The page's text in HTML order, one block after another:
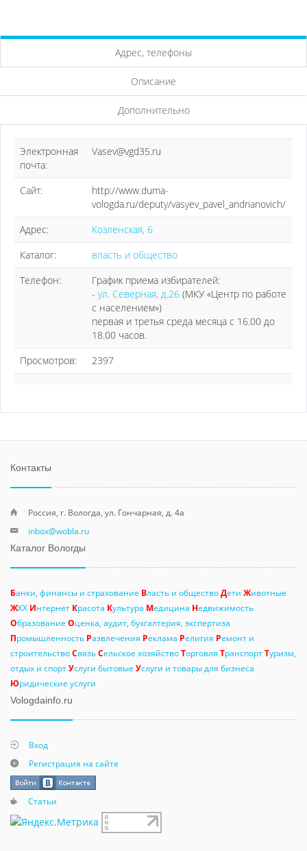
Адрес, телефоны
Описание
Дополнительно
Электронная
почта:
Vasev@vgd35.ru
Сайт:
http://www.duma-
vologda.ru/deputy/vasyev_pavel_andrianovich/
Адрес:
Козленская, 6
Каталог:
власть и общество
Телефон:
График приема избирателей:
- ул. Северная, д.26 (МКУ «Центр по работе
с населением»)
первая и третья среда месяца с 16.00 до
18.00 часов.
Просмотров:
2397
Контакты
Россия, г. Вологда, ул. Гончарная, д. 4а
inbox@wobla.ru
Каталог Вологды
Банки, финансы и страхование Власть и обществоДети Животные
ЖКХ Интернет Красота Культура Медицина Недвижимость
Образование Оценка, аудит, бухгалтерия, экспертиза
Промышленность Развлечения Реклама Религия Ремонт и
строительствоСвязьСельское хозяйствоТорговля ТранспортТуризм,
отдых и спортУслуги бытовые Услуги и товары для бизнеса
Юридические услуги
Vologdainfo.ru
Вход
Регистрация на сайте
Статьи